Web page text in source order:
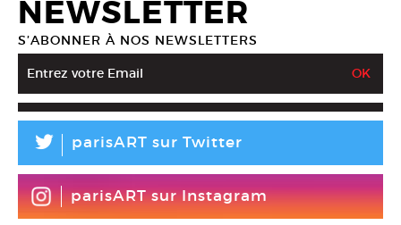
NEWSLETTER
S’ABONNER À NOS NEWSLETTERS
L parisART sur Twitter
parisART sur Instagram